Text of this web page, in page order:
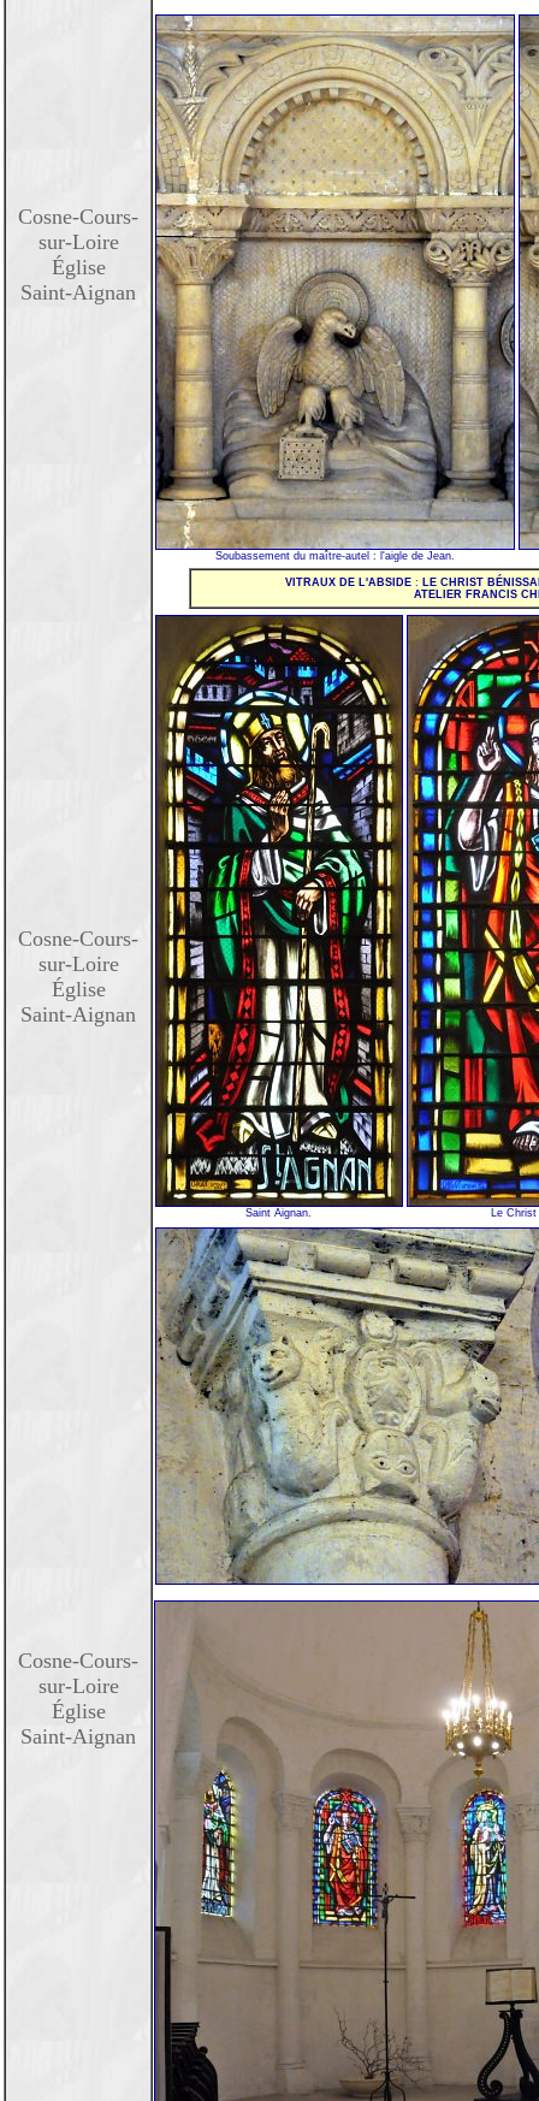
Cosne-Cours-
sur-Loire
Église
Saint-Aignan
Cosne-Cours-
sur-Loire
Église
Saint-Aignan
Cosne-Cours-
sur-Loire
Église
Saint-Aignan
Soubassement du maître-autel : l'aigle de Jean.
VITRAUX DE L'ABSIDE: LE CHRIST
ATELIER FRANCIS
Saint Aignan. Le